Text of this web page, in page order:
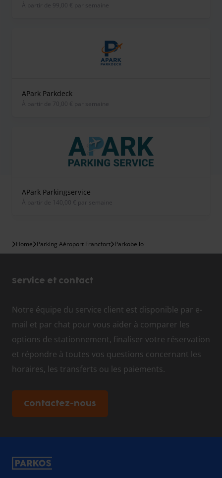
À partir de 99,00 € par semaine
APark Parkdeck
À partir de 70,00 € par semaine
APark Parkingservice
À partir de 140,00 € par semaine
Home Parking Aéroport Francfort Parkobello
Service et contact
Notre équipe du service client est disponible par e-
mail et par chat pour vous aider à comparer les
options de stationnement, finaliser votre réservation
et répondre à toutes vos questions concernant les
horaires, les transferts ou les paiements.
Contactez-nous